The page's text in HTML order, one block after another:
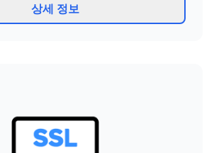
상세 정보